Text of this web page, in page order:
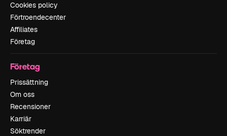
Cookies policy
Förtroendecenter
Affiliates
Företag
Företag
Prissättning
Om oss
Recensioner
Karriär
Söktrender